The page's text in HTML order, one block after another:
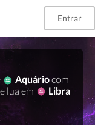
Entrar
Aquáriocom
e lua em Libra